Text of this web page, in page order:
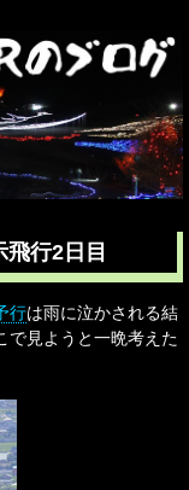
行2日目
行は雨に泣かされる結
で見ようと一晩考えた